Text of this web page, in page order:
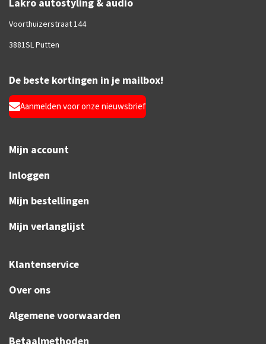
Voorthuizerstraat 144
3881SL Putten
De beste kortingen in je mailbox!
Aanmelden voor onze nieuwsbrief
Mijn account
Inloggen
Mijn bestellingen
Mijn verlanglijst
Klantenservice
Over ons
Algemene voorwaarden
Betaalmethoden